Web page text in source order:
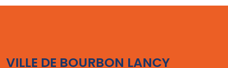
VILLE DE BOURBON LANCY